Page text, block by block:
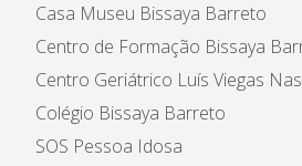
Casa Museu Bissaya Barreto
Centro de Formação Bissaya
Centro Geriátrico Luís Viegas
Colégio Bissaya Barreto
SOS Pessoa Idosa